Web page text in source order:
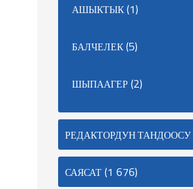
АШЫКТЫК(1)
БАЛЧЕЛЕК(5)
ШЫПААГЕР(2)
РЕДАКТОРДУН ТАНДООСУ
САЯСАТ(1 676)